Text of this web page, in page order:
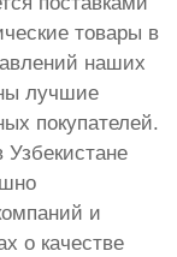
товары в
наших
лучшие
покупателей.
Узбекистане
и
о качестве